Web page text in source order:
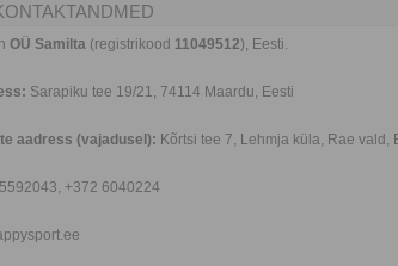
OÜ Samilta (registrikood 11049512), Eesti.
Sarapiku tee 19/21, 74114 Maardu, Eesti
aadress (vajadusel): Kõrtsi tee 7, Lehmja küla, Rae vald,
+372 6040224